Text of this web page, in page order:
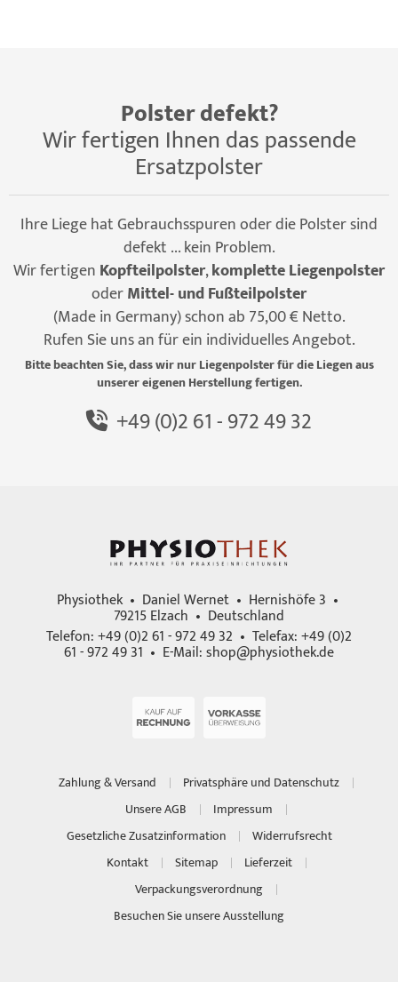
Polster defekt?
Wir fertigen Ihnen das passende
Ersatzpolster
Ihre Liege hat Gebrauchsspuren oder die Polster sind
defekt ... kein Problem.
Wir fertigen Kopfteilpolster,komplette Liegenpolster
oderMittel- und Fußteilpolster
(Made in Germany) schon ab 75,00 € Netto.
Rufen Sie uns an für ein individuelles Angebot.
Bitte beachten Sie, dass wir nur Liegenpolster für die Liegen aus
unserer eigenen Herstellung fertigen.
+49 (0)2 61 - 972 49 32
Physiothek • Daniel Wernet • Hernishöfe 3 •
79215 Elzach • Deutschland
Telefon: +49 (0)2 61 - 972 49 32 • Telefax: +49 (0)2
61 - 972 49 31 • E-Mail:shop@physiothek.de
Zahlung & Versand
Privatsphäre und Datenschutz
Unsere AGB
Impressum
Gesetzliche Zusatzinformation
Widerrufsrecht
Kontakt
Sitemap
Lieferzeit
Verpackungsverordnung
Besuchen Sie unsere Ausstellung